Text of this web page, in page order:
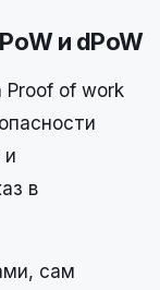
и dPoW
Proof of work
и
в
сам